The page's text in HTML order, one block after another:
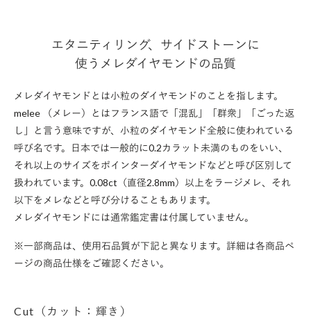
エタニティリング、サイドストーンに
使うメレダイヤモンドの品質
メレダイヤモンドとは小粒のダイヤモンドのことを指します。
melee （メレー）とはフランス語で「混乱」「群衆」「ごった返
し」と言う意味ですが、小粒のダイヤモンド全般に使われている
呼び名です。日本では一般的に0.2カラット未満のものをいい、
それ以上のサイズをポインターダイヤモンドなどと呼び区別して
扱われています。0.08ct（直径2.8mm）以上をラージメレ、それ
以下をメレなどと呼び分けることもあります。
メレダイヤモンドには通常鑑定書は付属していません。
※一部商品は、使用石品質が下記と異なります。詳細は各商品ペ
ージの商品仕様をご確認ください。
Cut（カット：輝き）